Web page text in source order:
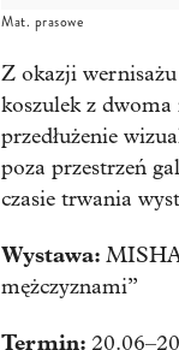
Mat. prasowe
Z okazji
koszulek z
przedłużenie
poza przestrzeń
czasie trwania
Wystawa:
mężczyznami”
Termin: